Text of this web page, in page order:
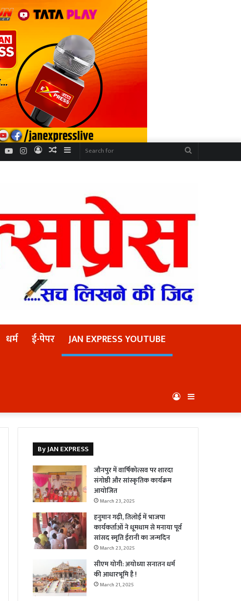
Sidebar
Random
Log
Instagram
YouTube
Twitter
धर्म ई-पेपर
JAN EXPRESS YOUTUBE
Log
In
By JAN EXPRESS
जौनपुर में वार्षिकोत्सव पर शारदा
संगोष्ठी और सांस्कृतिक कार्यक्रम
आयोजित
March 23, 2025
हनुमान गढ़ी, तिलोई में भाजपा
कार्यकर्ताओं ने धूमधाम से मनाया पूर्व
सांसद स्मृति ईरानी का जन्मदिन
March 23, 2025
सीएम योगी: अयोध्या सनातन धर्म
की आधारभूमि है !
March 21, 2025